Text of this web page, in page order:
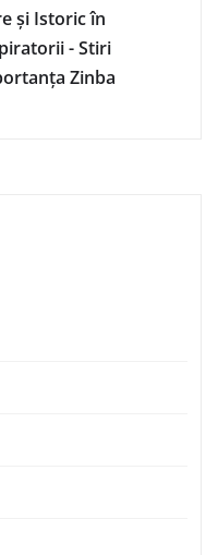
și Istoric în
- Stiri
Zinba